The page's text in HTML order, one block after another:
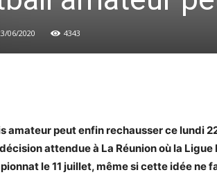
06/2020 4343
amateur peut enfin rechausser ce lundi
attendue à La Réunion où la
le 11 juillet, même si cette idée ne